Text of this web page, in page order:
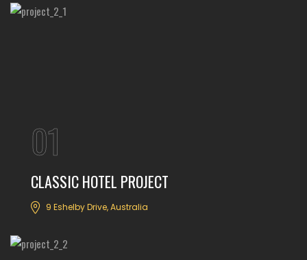
01
CLASSIC HOTEL PROJECT
9 Eshelby Drive, Australia